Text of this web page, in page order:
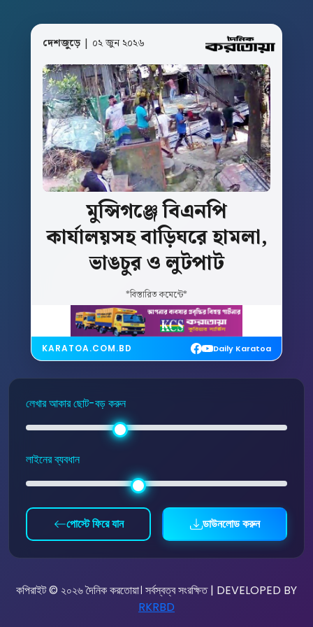
দেশজুড়ে| ০২ জুন ২০২৬
মুন্সিগঞ্জেবিএনপি
কার্যালয়সহবাড়িঘরেহামলা,
ভাঙচুরওলুটপাট
*বিস্তারিত কমেন্টে*
KARATOA.COM.BD Daily Karatoa
লেখার আকার ছোট-বড় করুন
লাইনের ব্যবধান
পোস্টে ফিরে যান ডাউনলোড করুন
কপিরাইট © ২০২৬ দৈনিক করতোয়া। সর্বস্বত্ব সংরক্ষিত | DEVELOPED BY
RKRBD